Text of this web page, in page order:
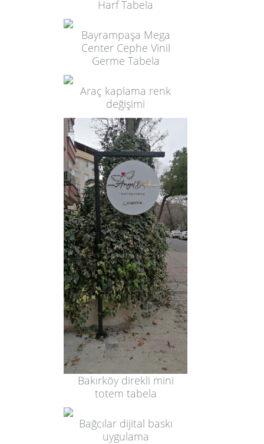
Harf Tabela
Bayrampaşa Mega
Center Cephe Vinil
Germe Tabela
Araç kaplama renk
değişimi
Bakırköy direkli mini
totem tabela
Bağcılar dijital baskı
uygulama